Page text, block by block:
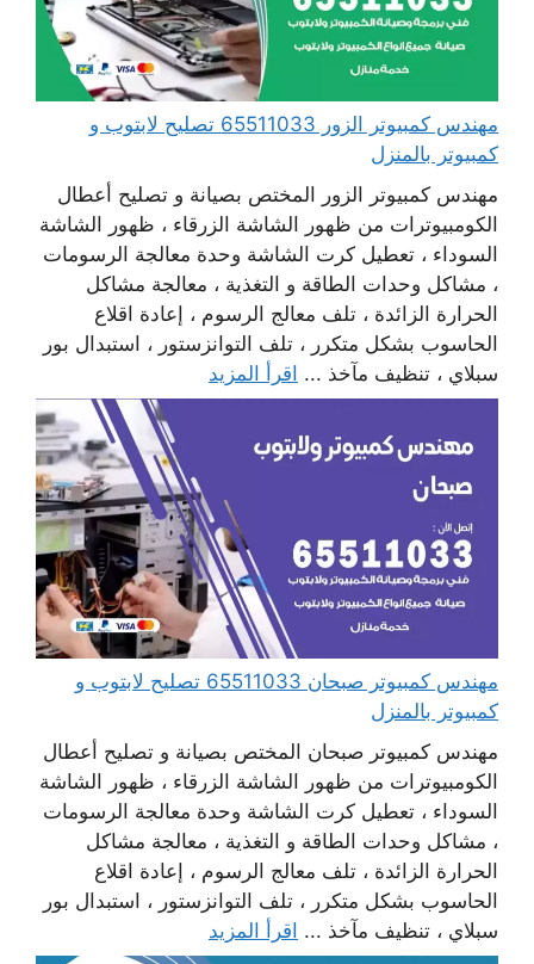
مهندس كمبيوتر الزور 65511033 تصليح لابتوب و
كمبيوتر بالمنزل
مهندس كمبيوتر الزور المختص بصيانة و تصليح أعطال
الكومبيوترات من ظهور الشاشة الزرقاء ، ظهور الشاشة
السوداء ، تعطيل كرت الشاشة وحدة معالجة الرسومات
، مشاكل وحدات الطاقة و التغذية ، معالجة مشاكل
الحرارة الزائدة ، تلف معالج الرسوم ، إعادة اقلاع
الحاسوب بشكل متكرر ، تلف التوانزستور ، استبدال بور
سبلاي ، تنظيف مآخذ ... اقرأ المزيد
مهندس كمبيوتر صبحان 65511033 تصليح لابتوب و
كمبيوتر بالمنزل
مهندس كمبيوتر صبحان المختص بصيانة و تصليح أعطال
الكومبيوترات من ظهور الشاشة الزرقاء ، ظهور الشاشة
السوداء ، تعطيل كرت الشاشة وحدة معالجة الرسومات
، مشاكل وحدات الطاقة و التغذية ، معالجة مشاكل
الحرارة الزائدة ، تلف معالج الرسوم ، إعادة اقلاع
الحاسوب بشكل متكرر ، تلف التوانزستور ، استبدال بور
سبلاي ، تنظيف مآخذ ... اقرأ المزيد